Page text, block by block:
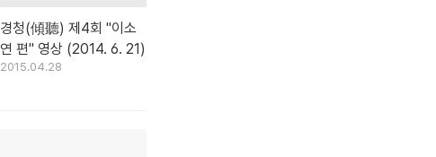
경청(傾聽) 제4회 "이소
연 편" 영상 (2014. 6. 21)
2015.04.28